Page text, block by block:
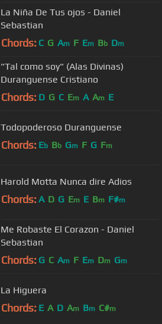
La Niña De Tus ojos - Daniel
Sebastian
Chords: C G Am F Em Bb Dm
"Tal como soy" (Alas Divinas)
Duranguense Cristiano
Chords: D G C Em A Am E
Todopoderoso Duranguense
Chords: Eb Bb Gm F G Fm
Harold Motta Nunca dire Adios
Chords: A D G Em E Bm F#m
Me Robaste El Corazon - Daniel
Sebastian
Chords: G C Am F Em Dm Gm
La Higuera
Chords: E A D Am Bm C#m